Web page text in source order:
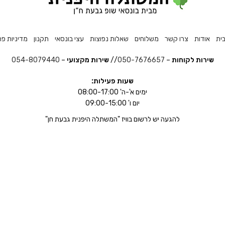
אודות צרו קשר משלוחים שאלות נפוצות עצי בונסאי תקנון מדיניות
שירות לקוחות –
050-7676657
//שירות מקצועי –
054-8079440
שעות פעילות:
ימים א'-ה' 08:00-17:00
יום ו' 09:00-15:00
להגעה יש לרשום בוויז "המשתלה היפנית גבעת חן"